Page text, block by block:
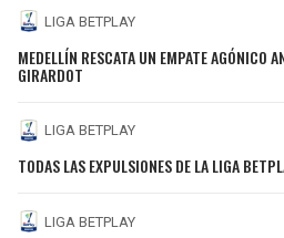
LIGA BETPLAY
MEDELLÍN RESCATA UN EMPATE AGÓNICO
GIRARDOT
LIGA BETPLAY
TODAS LAS EXPULSIONES DE LA LIGA
LIGA BETPLAY